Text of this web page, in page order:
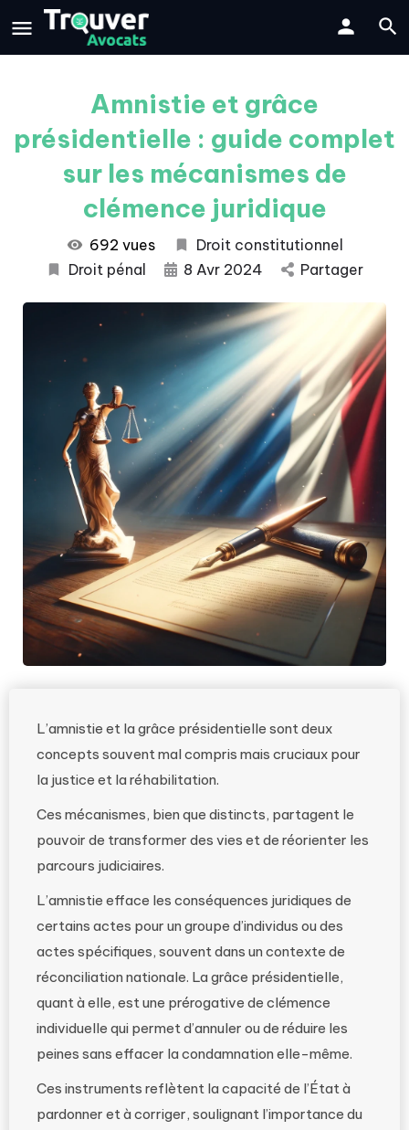
Amnistie et grâce
présidentielle : guide complet
sur les mécanismes de
clémence juridique
692 vues
Droit constitutionnel
Droit pénal
8 Avr 2024 Partager
L’amnistie et la grâce présidentielle sont deux
concepts souvent mal compris mais cruciaux pour
la justice et la réhabilitation.
Ces mécanismes, bien que distincts, partagent le
pouvoir de transformer des vies et de réorienter les
parcours judiciaires.
L’amnistie efface les conséquences juridiques de
certains actes pour un groupe d’individus ou des
actes spécifiques, souvent dans un contexte de
réconciliation nationale. La grâce présidentielle,
quant à elle, est une prérogative de clémence
individuelle qui permet d’annuler ou de réduire les
peines sans effacer la condamnation elle-même.
Ces instruments reflètent la capacité de l’État à
pardonner et à corriger, soulignant l’importance du